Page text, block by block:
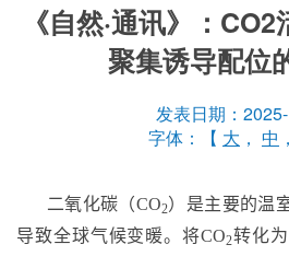
《自然·通讯》：
聚集诱导配位
发表日期：
字体：【 大 ， 中 ，
二氧化碳（CO2）是主要的温
导致全球气候变暖。将CO2转化